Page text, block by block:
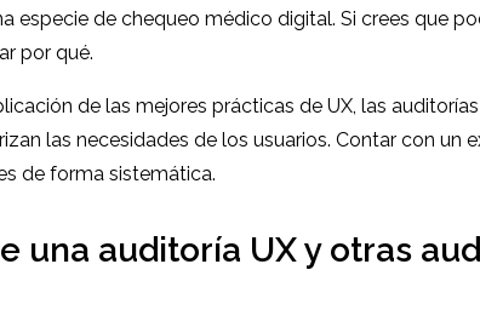
especie de chequeo médico digital. Si crees que
por qué.
de las mejores prácticas de UX, las
las necesidades de los usuarios. Contar con
de forma sistemática.
una auditoría UX y otras